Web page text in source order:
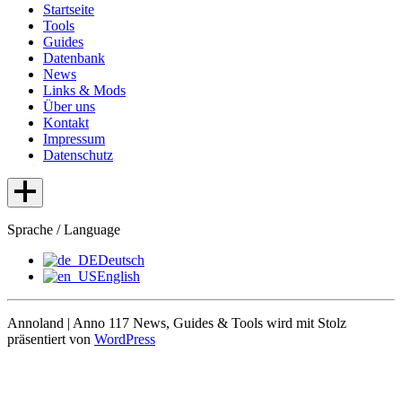
Startseite
Tools
Guides
Datenbank
News
Links & Mods
Über uns
Kontakt
Impressum
Datenschutz
Sprache / Language
Deutsch
English
Annoland | Anno 117 News, Guides & Tools wird mit Stolz
präsentiert von WordPress